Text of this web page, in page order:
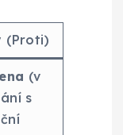
(Proti)
(v
s